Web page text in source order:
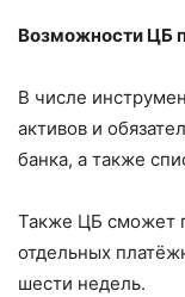
Возможности ЦБ
В числе
активов и
банка, а также
Также ЦБ сможет
отдельных
шести недель.